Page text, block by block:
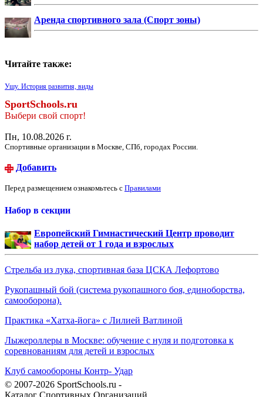
Аренда спортивного зала (Спорт зоны)
Читайте также:
Ушу. История развития, виды
SportSchools.ru
Выбери свой спорт!
Пн, 10.08.2026 г.
Спортивные организации в Москве, СПб, городах России.
Добавить
Перед размещением ознакомьтесь с Правилами
Набор в секции
Европейский Гимнастический Центр проводит
набор детей от 1 года и взрослых
Стрельба из лука, спортивная база ЦСКА Лефортово
Рукопашный бой (система рукопашного боя, единоборства,
самооборона).
Практика «Хатха-йога» с Лилией Ватлиной
Лыжероллеры в Москве: обучение с нуля и подготовка к
соревнованиям для детей и взрослых
Клуб самообороны Контр- Удар
© 2007-2026 SportSchools.ru -